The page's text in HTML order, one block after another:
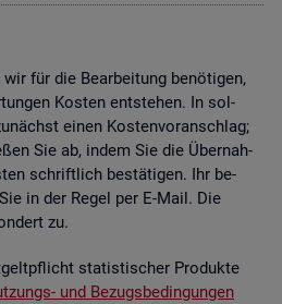
für die Be­ar­bei­tung be­nö­ti­gen,
Kos­ten ent­ste­hen. In sol­
einen Kos­ten­vor­anschlag;
Sie ab, indem Sie die Über­nah­
schrift­lich be­stä­ti­gen. Ihr be­
in der Regel per E-Mail. Die
zu.
sta­tis­ti­scher Pro­duk­te
und Be­zugs­be­din­gun­gen